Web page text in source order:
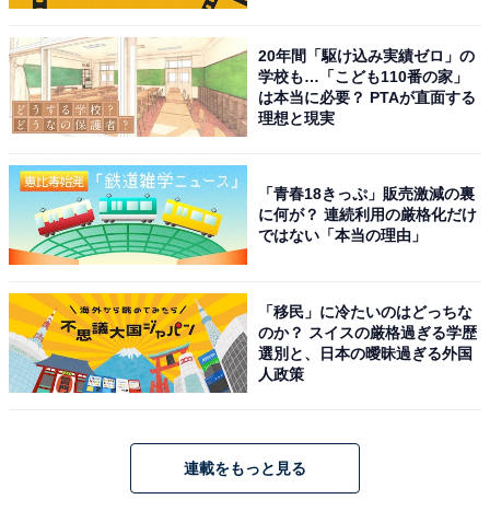
20年間「駆け込み実績ゼロ」の
学校も…「こども110番の家」
は本当に必要？ PTAが直面する
理想と現実
「青春18きっぷ」販売激減の裏
に何が？ 連続利用の厳格化だけ
ではない「本当の理由」
「移民」に冷たいのはどっちな
のか？ スイスの厳格過ぎる学歴
選別と、日本の曖昧過ぎる外国
人政策
連載をもっと見る